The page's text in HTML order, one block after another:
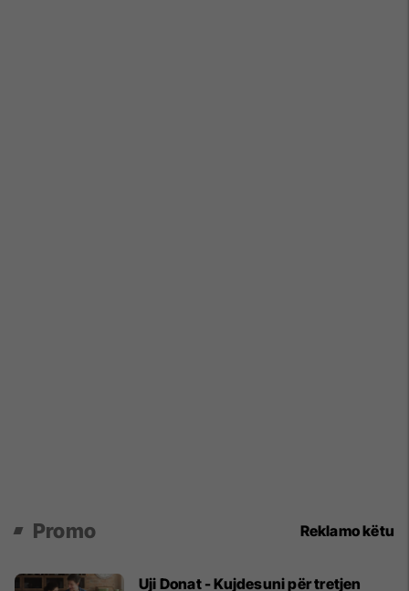
Promo Reklamo këtu
Uji Donat - Kujdesuni për tretjen